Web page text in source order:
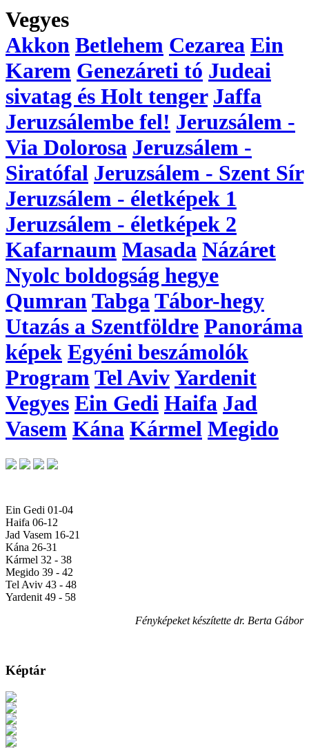
Vegyes
Akkon Betlehem Cezarea Ein
Karem Genezáreti tó Judeai
sivatag és Holt tenger Jaffa
Jeruzsálembe fel! Jeruzsálem -
Via Dolorosa Jeruzsálem -
Siratófal Jeruzsálem - Szent Sír
Jeruzsálem - életképek 1
Jeruzsálem - életképek 2
Kafarnaum Masada Názáret
Nyolc boldogság hegye
Qumran Tabga Tábor-hegy
Utazás a Szentföldre Panoráma
képek Egyéni beszámolók
Program Tel AvivYardenit
Vegyes Ein Gedi Haifa Jad
Vasem Kána Kármel Megido
Ein Gedi 01-04
Haifa 06-12
Jad Vasem 16-21
Kána 26-31
Kármel 32 - 38
Megido 39 - 42
Tel Aviv 43 - 48
Yardenit 49 - 58
Fényképeket készítette dr. Berta Gábor
Képtár